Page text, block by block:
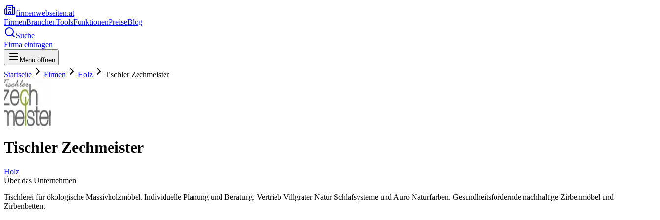
firmenwebseiten.at
FirmenBranchenToolsFunktionenPreiseBlog
Suche
Firma eintragen
Menü öffnen
Startseite Firmen Holz Tischler Zechmeister
Tischler Zechmeister
Holz
Über das Unternehmen
Tischlerei für ökologische Massivholzmöbel. Individuelle Planung und Beratung. Vertrieb Villgrater Natur Schlafsysteme und Auro Naturfarben. Gesundheitsfördernde nachhaltige Zirbenmöbel und
Zirbenbetten.